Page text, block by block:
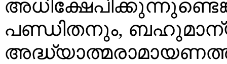
പണ്ഡിതനും,